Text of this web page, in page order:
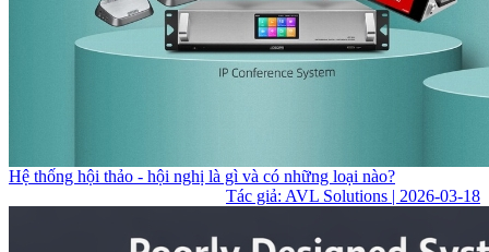
Hệ thống hội thảo - hội nghị là gì và có những loại nào?
Tác giả: AVL Solutions | 2026-03-18